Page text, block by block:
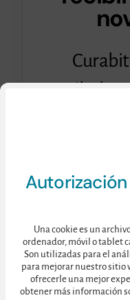
Una cookie es un
ordenador, móvil o tablet
Son utilizadas para el
para mejorar nuestro sitio
ofrecerle una mejor
obtener más información